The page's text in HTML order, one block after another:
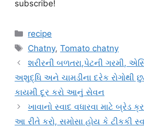
subscribe!
Categories
recipe
Tags
Chatny,Tomato chatny
શરીરની બળતરા,પેટની ગરમી,
અશુદ્ધિ અને ચામડીના દરેક રોગોથી
કાયમી દૂર કરો આનું સેવન
ખાવાનો સ્વાદ વધારવા માટે બ્રેડ
આ રીતે કરો, સમોસા હોય કે ટીકકી